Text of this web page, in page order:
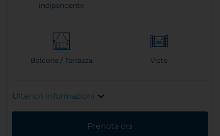
indipendente
Balcone / Terrazza Viste
Ulteriori informazioni
Prenota ora